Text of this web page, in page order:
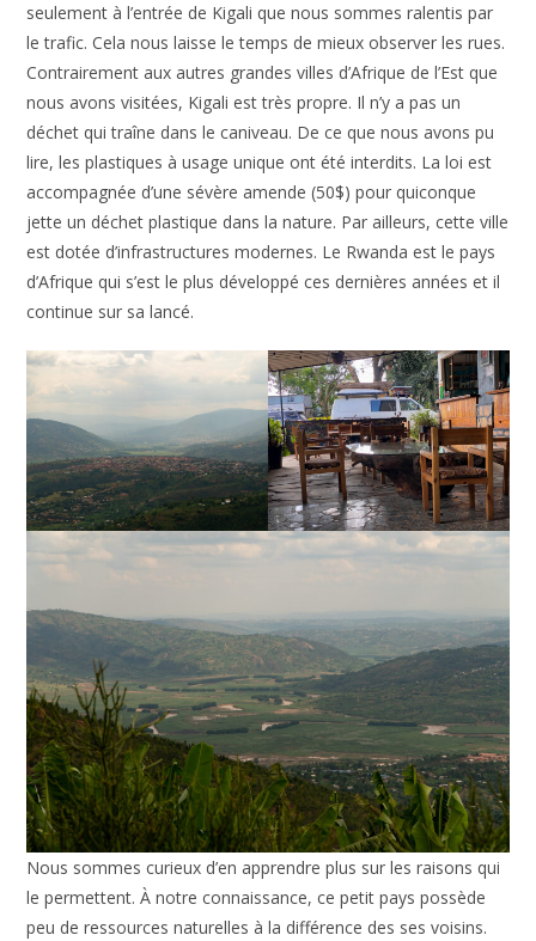
seulement à l’entrée de Kigali que nous sommes ralentis par
le trafic. Cela nous laisse le temps de mieux observer les rues.
Contrairement aux autres grandes villes d’Afrique de l’Est que
nous avons visitées, Kigali est très propre. Il n’y a pas un
déchet qui traîne dans le caniveau. De ce que nous avons pu
lire, les plastiques à usage unique ont été interdits. La loi est
accompagnée d’une sévère amende (50$) pour quiconque
jette un déchet plastique dans la nature. Par ailleurs, cette ville
est dotée d’infrastructures modernes. Le Rwanda est le pays
d’Afrique qui s’est le plus développé ces dernières années et il
continue sur sa lancé.
Nous sommes curieux d’en apprendre plus sur les raisons qui
le permettent. À notre connaissance, ce petit pays possède
peu de ressources naturelles à la différence des ses voisins.